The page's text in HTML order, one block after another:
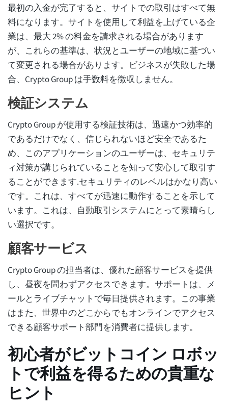
最初の入金が完了すると、サイトでの取引はすべて無
料になります。サイトを使用して利益を上げている企
業は、最大 2% の料金を請求される場合があります
が、これらの基準は、状況とユーザーの地域に基づい
て変更される場合があります。ビジネスが失敗した場
合、Crypto Group は手数料を徴収しません。
検証システム
Crypto Group が使用する検証技術は、迅速かつ効率的
であるだけでなく、信じられないほど安全であるた
め、このアプリケーションのユーザーは、セキュリテ
ィ対策が講じられていることを知って安心して取引す
ることができます.セキュリティのレベルはかなり高い
です。これは、すべてが迅速に動作することを示して
います。これは、自動取引システムにとって素晴らし
い選択です。
顧客サービス
Crypto Group の担当者は、優れた顧客サービスを提供
し、昼夜を問わずアクセスできます。サポートは、メ
ールとライブチャットで毎日提供されます。この事業
はまた、世界中のどこからでもオンラインでアクセス
できる顧客サポート部門を消費者に提供します。
初心者がビットコイン ロボッ
トで利益を得るための貴重な
ヒント